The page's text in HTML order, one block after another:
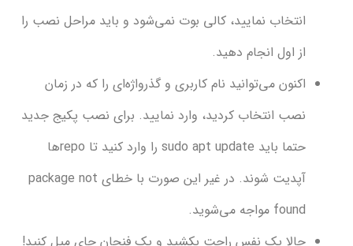
نمایید، کالی بوت نمی‌شود و باید مراحل نصب را
اول انجام دهید.
می‌توانید نام کاربری و گذر‌واژه‌ای را که در زمان
انتخاب کردید، وارد نمایید. برای نصب پکیج جدید
حتما باید sudo apt update را وارد کنید تا repoها
آپدیت شوند. در غیر این صورت با خطای package not
یک نفس راحت بکشید و یک فنجان چای میل کنید!